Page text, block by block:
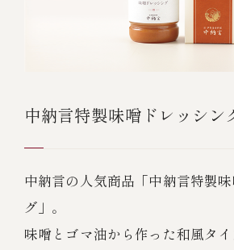
中納言特製味噌ドレッシン
中納言の人気商品「中納言特製
グ」。
味噌とゴマ油から作った和風タ